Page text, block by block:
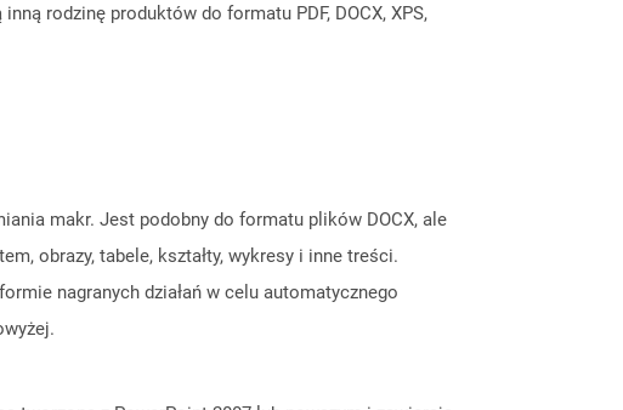
rodzinę produktów do formatu PDF, DOCX, XPS,
makr. Jest podobny do formatu plików DOCX, ale
obrazy, tabele, kształty, wykresy i inne treści.
nagranych działań w celu automatycznego